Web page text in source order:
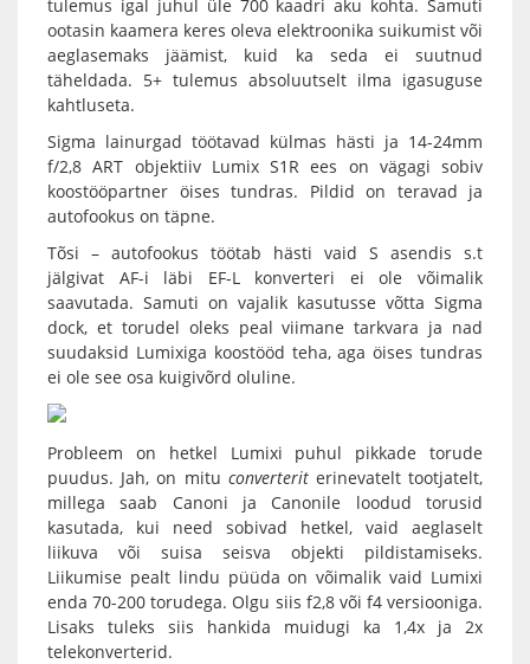
tulemus igal juhul üle 700 kaadri aku kohta. Samuti
ootasin kaamera keres oleva elektroonika suikumist või
aeglasemaks jäämist, kuid ka seda ei suutnud
täheldada. 5+ tulemus absoluutselt ilma igasuguse
kahtluseta.
Sigma lainurgad töötavad külmas hästi ja 14-24mm
f/2,8 ART objektiiv Lumix S1R ees on vägagi sobiv
koostööpartner öises tundras. Pildid on teravad ja
autofookus on täpne.
Tõsi – autofookus töötab hästi vaid S asendis s.t
jälgivat AF-i läbi EF-L konverteri ei ole võimalik
saavutada. Samuti on vajalik kasutusse võtta Sigma
dock, et torudel oleks peal viimane tarkvara ja nad
suudaksid Lumixiga koostööd teha, aga öises tundras
ei ole see osa kuigivõrd oluline.
Probleem on hetkel Lumixi puhul pikkade torude
puudus. Jah, on mitu converteriterinevatelt tootjatelt,
millega saab Canoni ja Canonile loodud torusid
kasutada, kui need sobivad hetkel, vaid aeglaselt
liikuva või suisa seisva objekti pildistamiseks.
Liikumise pealt lindu püüda on võimalik vaid Lumixi
enda 70-200 torudega. Olgu siis f2,8 või f4 versiooniga.
Lisaks tuleks siis hankida muidugi ka 1,4x ja 2x
telekonverterid.